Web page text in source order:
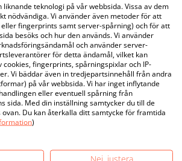
Logga in
liknande teknologi på vår webbsida. Vissa av dem
nödvändiga. Vi använder även metoder för att
fingerprints samt server-spårning) och för att
besöks och hur den används. Vi använder
och använder server-
för detta ändamål, vilket kan
cookies, fingerprints, spårningspixlar och IP-
Vi bäddar även in tredjepartsinnehåll från andra
på vår webbsida. Vi har inget inflytande
eller eventuell spårning från
sida. Med din inställning samtycker du till de
Du kan återkalla ditt samtycke för framtida
)
Nej, justera